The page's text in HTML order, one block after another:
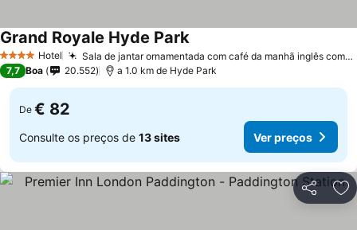
4 EstrelasHotel Sala de jantar ornamentada com café da manhã inglês completo
Grand Royale Hyde Park
7,7 Boa 20.552 a 1.0 km de Hyde Park
De € 82
Consulte os preços de 13 sites Ver preços
Partilhar